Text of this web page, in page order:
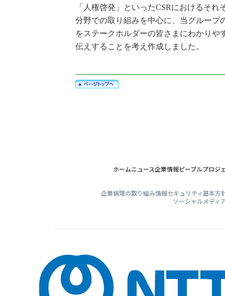
「人権啓発」といったCSRにおけるそれ
分野での取り組みを中心に、当グループ
をステークホルダーの皆さまにわかりや
伝えすることを考え作成しました。
ホームニュース企業情報ピープルプロジ
企業倫理の取り組み情報セキュリティ基本方
ソーシャルメディ